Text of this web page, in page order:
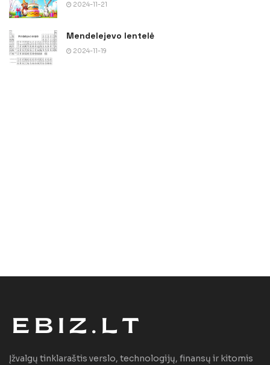
2024-11-21
Mendelejevo lentelė
2024-11-19
Įžvalgų tinklaraštis verslo, technologijų, finansų ir kitomis